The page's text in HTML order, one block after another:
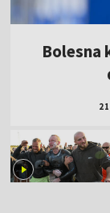
Bolesna